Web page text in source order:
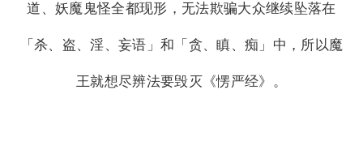
道、妖魔鬼怪全都现形，无法欺骗大众继续坠落在
「杀、盗、淫、妄语」和「贪、瞋、痴」中，所以魔
王就想尽辨法要毁灭《愣严经》。